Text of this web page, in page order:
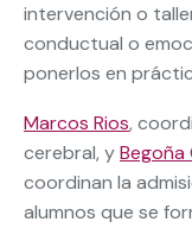
intervención o
conductual o
ponerlos en
Marcos Rios,
cerebral, yBegoña
coordinan la
alumnos que se